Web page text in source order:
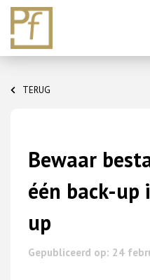
content
TERUG
Bewaar
één back-up
up
Gepubliceerd op: 24